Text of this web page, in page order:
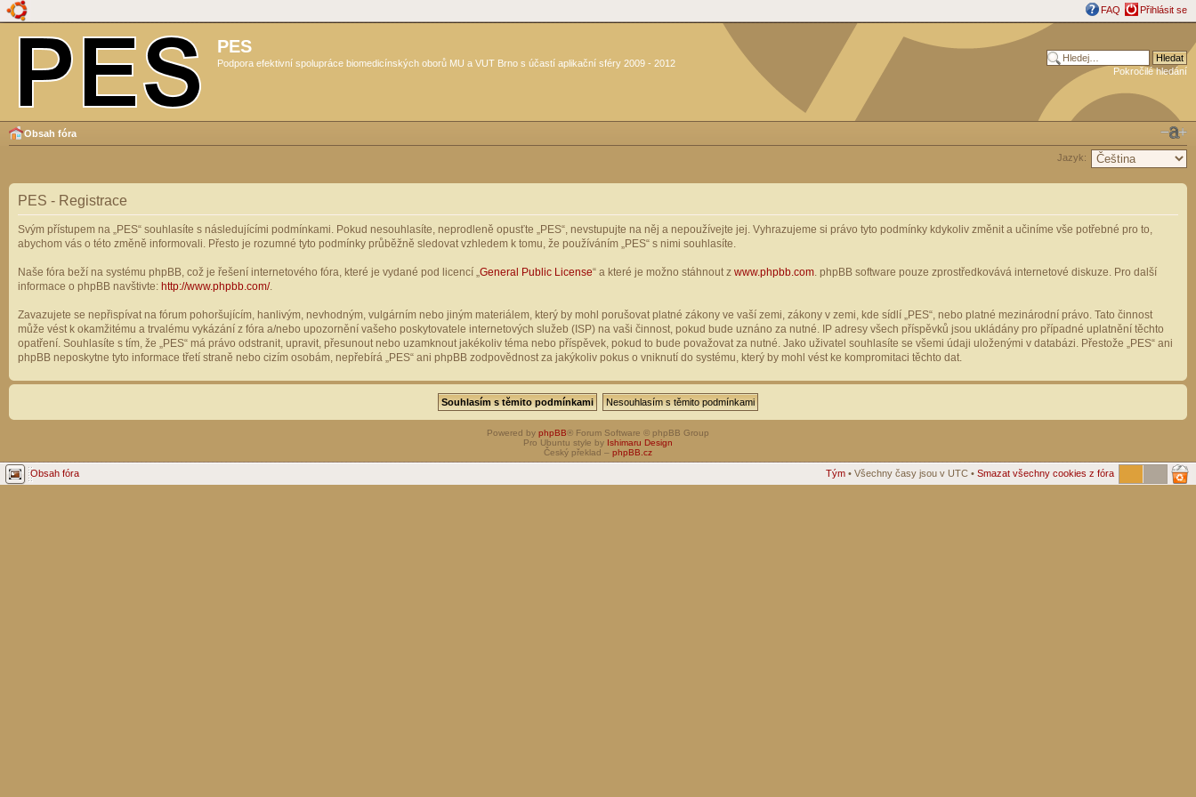
FAQ Přihlásit se
PES
Podpora efektivní spolupráce biomedicínských oborů MU a VUT Brno s účastí aplikační sféry 2009 - 2012
Pokročilé hledání
Obsah fóra
Jazyk:
PES - Registrace
Svým přístupem na „PES“ souhlasíte s následujícími podmínkami. Pokud nesouhlasíte, neprodleně opusťte „PES“, nevstupujte na něj a nepoužívejte jej. Vyhrazujeme si právo tyto podmínky kdykoliv změnit a učiníme vše potřebné pro to,
abychom vás o této změně informovali. Přesto je rozumné tyto podmínky průběžně sledovat vzhledem k tomu, že používáním „PES“ s nimi souhlasíte.
Naše fóra beží na systému phpBB, což je řešení internetového fóra, které je vydané pod licencí „ General Public License“ a které je možno stáhnout z www.phpbb.com . phpBB software pouze zprostředkovává internetové diskuze. Pro další
informace o phpBB navštivte: http://www.phpbb.com/.
Zavazujete se nepřispívat na fórum pohoršujícím, hanlivým, nevhodným, vulgárním nebo jiným materiálem, který by mohl porušovat platné zákony ve vaší zemi, zákony v zemi, kde sídlí „PES“, nebo platné mezinárodní právo. Tato činnost
může vést k okamžitému a trvalému vykázání z fóra a/nebo upozornění vašeho poskytovatele internetových služeb (ISP) na vaši činnost, pokud bude uznáno za nutné. IP adresy všech příspěvků jsou ukládány pro případné uplatnění těchto
opatření. Souhlasíte s tím, že „PES“ má právo odstranit, upravit, přesunout nebo uzamknout jakékoliv téma nebo příspěvek, pokud to bude považovat za nutné. Jako uživatel souhlasíte se všemi údaji uloženými v databázi. Přestože „PES“ ani
phpBB neposkytne tyto informace třetí straně nebo cizím osobám, nepřebírá „PES“ ani phpBB zodpovědnost za jakýkoliv pokus o vniknutí do systému, který by mohl vést ke kompromitaci těchto dat.
Powered by phpBB® Forum Software © phpBB Group
Pro Ubuntu style by Ishimaru Design
Český překlad – phpBB.cz
Obsah fóra Tým • Všechny časy jsou v UTC • Smazat všechny cookies z fóra